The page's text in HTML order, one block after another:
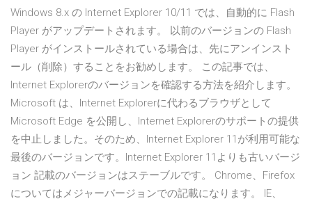
Windows 8.x の Internet Explorer 10/11 では、自動的に Flash
Player がアップデートされます。 以前のバージョンの Flash
Player がインストールされている場合は、先にアンインスト
ール（削除）することをお勧めします。 この記事では、
Internet Explorerのバージョンを確認する方法を紹介します。
Microsoft は、Internet Explorerに代わるブラウザとして
Microsoft Edge を公開し、Internet Explorerのサポートの提供
を中止しました。そのため、Internet Explorer 11が利用可能な
最後のバージョンです。Internet Explorer 11よりも古いバージ
ョン 記載のバージョンはステーブルです。 Chrome、Firefox
についてはメジャーバージョンでの記載になります。 IE、